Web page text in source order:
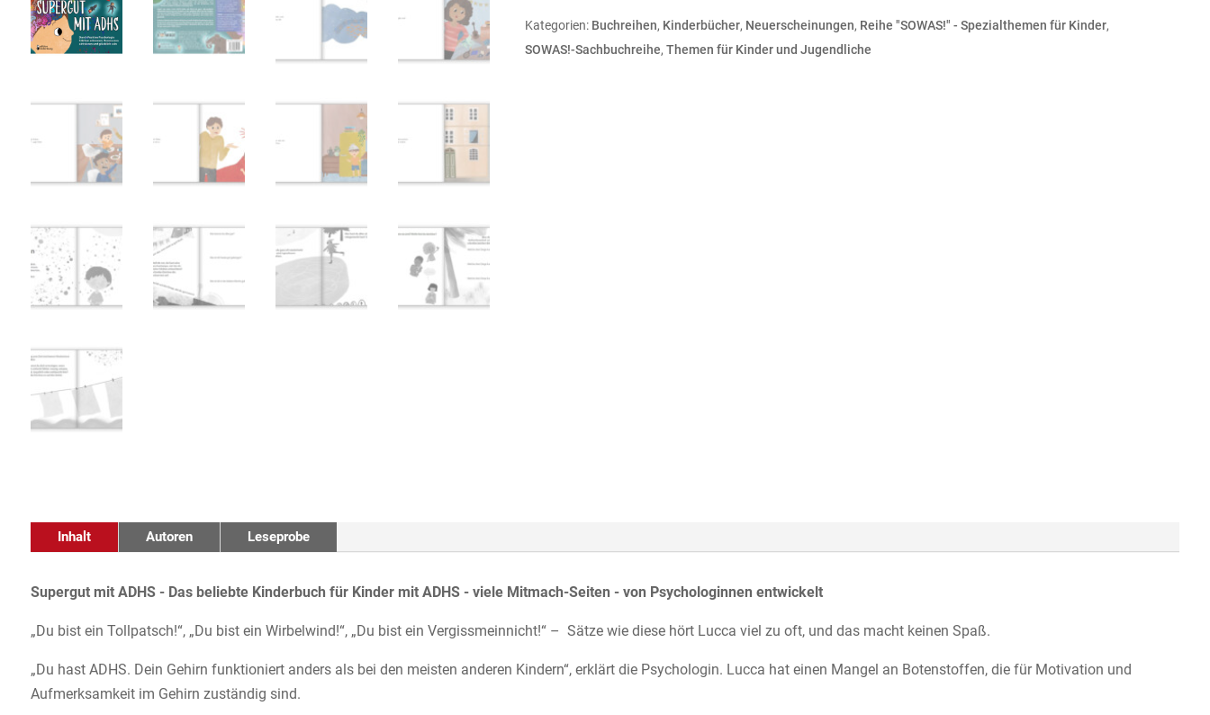
Kategorien: Buchreihen, Kinderbücher, Neuerscheinungen, Reihe "SOWAS!" - Spezialthemen für Kinder,
SOWAS!-Sachbuchreihe, Themen für Kinder und Jugendliche
Inhalt Autoren Leseprobe
Supergut mit ADHS - Das beliebte Kinderbuch für Kinder mit ADHS - viele Mitmach-Seiten - von Psychologinnen entwickelt
„Du bist ein Tollpatsch!“, „Du bist ein Wirbelwind!“, „Du bist ein Vergissmeinnicht!“ – Sätze wie diese hört Lucca viel zu oft, und das macht keinen Spaß.
„Du hast ADHS. Dein Gehirn funktioniert anders als bei den meisten anderen Kindern“, erklärt die Psychologin. Lucca hat einen Mangel an Botenstoffen, die für Motivation und
Aufmerksamkeit im Gehirn zuständig sind.